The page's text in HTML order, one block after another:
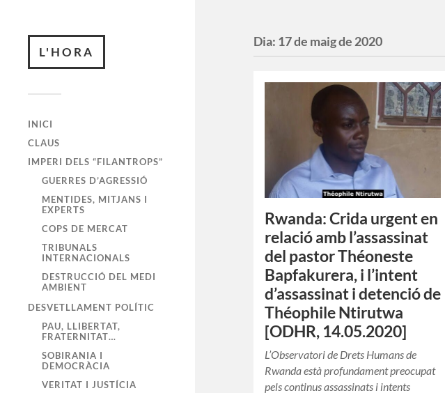
L'HORA
INICI
CLAUS
IMPERI DELS “FILANTROPS”
GUERRES D’AGRESSIÓ
MENTIDES, MITJANS I
EXPERTS
COPS DE MERCAT
TRIBUNALS
INTERNACIONALS
DESTRUCCIÓ DEL MEDI
AMBIENT
DESVETLLAMENT POLÍTIC
PAU, LLIBERTAT,
FRATERNITAT…
SOBIRANIA I
DEMOCRÀCIA
VERITAT I JUSTÍCIA
Dia: 17 de maig de 2020
Rwanda: Crida urgent en
relació amb l’assassinat
del pastor Théoneste
Bapfakurera, i l’intent
d’assassinat i detenció de
Théophile Ntirutwa
[ODHR, 14.05.2020]
L’Observatori de Drets Humans de
Rwanda està profundament preocupat
pels continus assassinats i intents